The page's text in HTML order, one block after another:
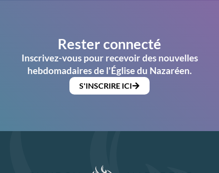
Rester connecté
Inscrivez-vous pour recevoir des nouvelles
hebdomadaires de l'Église du Nazaréen.
S'INSCRIRE ICI